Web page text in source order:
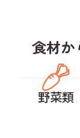
食材か
野菜類